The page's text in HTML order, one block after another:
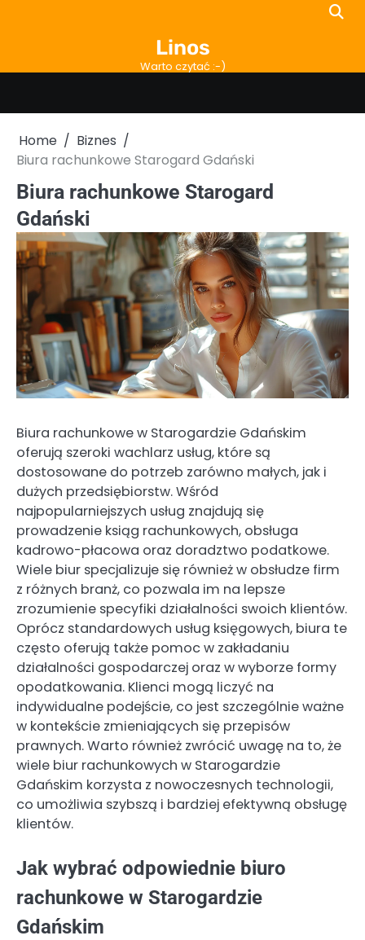
Linos
Warto czytać :-)
Home
Biznes
Biura rachunkowe Starogard Gdański
Biura rachunkowe Starogard
Gdański
Biura rachunkowe w Starogardzie Gdańskim
oferują szeroki wachlarz usług, które są
dostosowane do potrzeb zarówno małych, jak i
dużych przedsiębiorstw. Wśród
najpopularniejszych usług znajdują się
prowadzenie ksiąg rachunkowych, obsługa
kadrowo-płacowa oraz doradztwo podatkowe.
Wiele biur specjalizuje się również w obsłudze firm
z różnych branż, co pozwala im na lepsze
zrozumienie specyfiki działalności swoich klientów.
Oprócz standardowych usług księgowych, biura te
często oferują także pomoc w zakładaniu
działalności gospodarczej oraz w wyborze formy
opodatkowania. Klienci mogą liczyć na
indywidualne podejście, co jest szczególnie ważne
w kontekście zmieniających się przepisów
prawnych. Warto również zwrócić uwagę na to, że
wiele biur rachunkowych w Starogardzie
Gdańskim korzysta z nowoczesnych technologii,
co umożliwia szybszą i bardziej efektywną obsługę
klientów.
Jak wybrać odpowiednie biuro
rachunkowe w Starogardzie
Gdańskim